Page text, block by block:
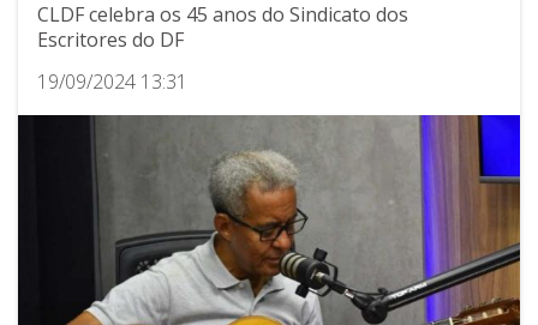
CLDF celebra os 45 anos do Sindicato dos
Escritores do DF
19/09/2024 13:31